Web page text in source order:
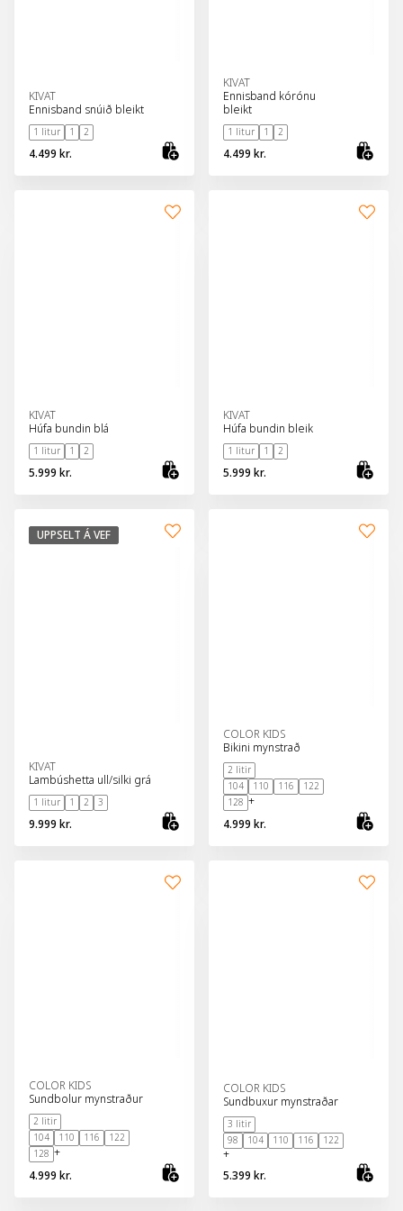
KIVAT
Ennisband snúið bleikt
1 litur 1 2
4.499 kr.
Skoða vöru
KIVAT
Ennisband kórónu
bleikt
1 litur 1 2
4.499 kr.
KIVAT
Húfa bundin blá
1 litur 1 2
5.999 kr.
KIVAT
Húfa bundin bleik
1 litur 1 2
5.999 kr.
UPPSELT Á VEF
KIVAT
Lambúshetta ull/silki grá
1 litur 1 2 3
9.999 kr.
COLOR KIDS
Bikini mynstrað
2 litir
104
110 116
122
128 +
4.999 kr.
COLOR KIDS
Sundbolur mynstraður
2 litir
104
110 116
122
128 +
4.999 kr.
COLOR KIDS
Sundbuxur mynstraðar
3 litir
98
104 110 116 122
+
5.399 kr.